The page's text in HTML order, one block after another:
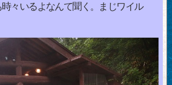
々いるよなんて聞く。まじワイル